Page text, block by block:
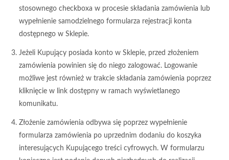
stosownego checkboxa w procesie składania zamówienia lub
wypełnienie samodzielnego formularza rejestracji konta
dostępnego w Sklepie.
Jeżeli Kupujący posiada konto w Sklepie, przed złożeniem
zamówienia powinien się do niego zalogować. Logowanie
możliwe jest również w trakcie składania zamówienia poprzez
kliknięcie w link dostępny w ramach wyświetlanego
komunikatu.
Złożenie zamówienia odbywa się poprzez wypełnienie
formularza zamówienia po uprzednim dodaniu do koszyka
interesujących Kupującego treści cyfrowych. W formularzu